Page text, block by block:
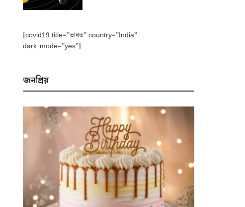
[covid19 title=”ভাৰত” country=”India”
dark_mode=”yes”]
জনপ্ৰিয়